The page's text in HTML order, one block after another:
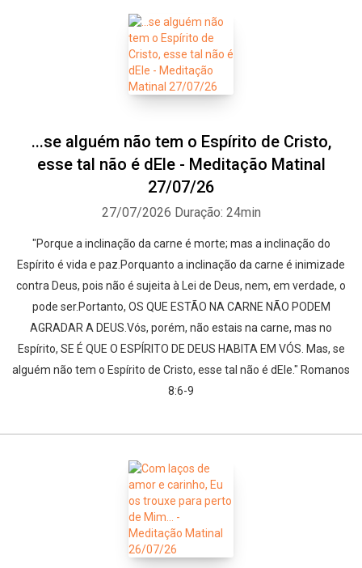
...se alguém não tem o Espírito de Cristo,
esse tal não é dEle - Meditação Matinal
27/07/26
27/07/2026 Duração: 24min
"Porque a inclinação da carne é morte; mas a inclinação do
Espírito é vida e paz.Porquanto a inclinação da carne é inimizade
contra Deus, pois não é sujeita à Lei de Deus, nem, em verdade, o
pode ser.Portanto, OS QUE ESTÃO NA CARNE NÃO PODEM
AGRADAR A DEUS.Vós, porém, não estais na carne, mas no
Espírito, SE É QUE O ESPÍRITO DE DEUS HABITA EM VÓS. Mas, se
alguém não tem o Espírito de Cristo, esse tal não é dEle." Romanos
8:6-9